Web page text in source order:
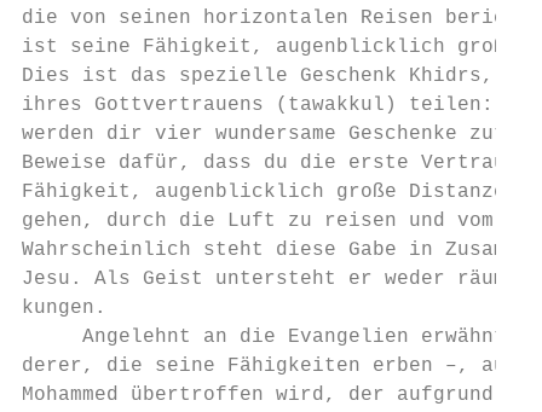
die von seinen horizontalen Reisen
ist seine Fähigkeit, augenblicklich große
Dies ist das spezielle Geschenk Khidrs,
ihres Gottvertrauens (tawakkul) teilen:
werden dir vier wundersame Geschenke
Beweise dafür, dass du die erste
Fähigkeit, augenblicklich große Distanzen
gehen, durch die Luft zu reisen und vom
Wahrscheinlich steht diese Gabe in
Jesu. Als Geist untersteht er weder
kungen.
Angelehnt an die Evangelien erwähnt
derer, die seine Fähigkeiten erben –, auf
Mohammed übertroffen wird, der aufgrund